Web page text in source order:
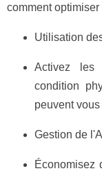
comment
Utilisation
Activez les
condition
peuvent
Gestion de
Économisez